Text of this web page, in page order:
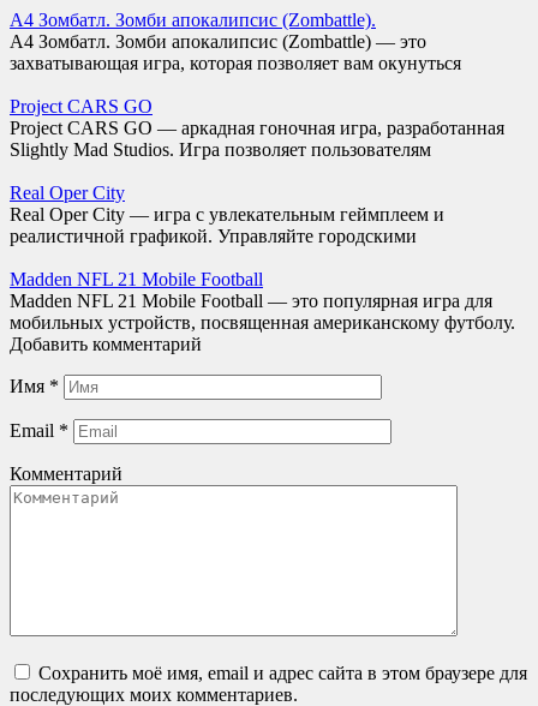
А4 Зомбатл. Зомби апокалипсис (Zombattle).
A4 Зомбатл. Зомби апокалипсис (Zombattle) — это
захватывающая игра, которая позволяет вам окунуться
Project CARS GO
Project CARS GO — аркадная гоночная игра, разработанная
Slightly Mad Studios. Игра позволяет пользователям
Real Oper City
Real Oper City — игра с увлекательным геймплеем и
реалистичной графикой. Управляйте городскими
Madden NFL 21 Mobile Football
Madden NFL 21 Mobile Football — это популярная игра для
мобильных устройств, посвященная американскому футболу.
Добавить комментарий
Имя *
Email *
Комментарий
Сохранить моё имя, email и адрес сайта в этом браузере для
последующих моих комментариев.